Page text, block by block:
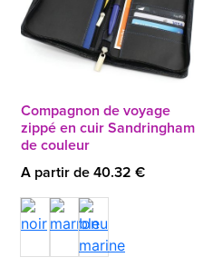
Compagnon de voyage
zippé en cuir Sandringham
de couleur
A partir de 40.32 €